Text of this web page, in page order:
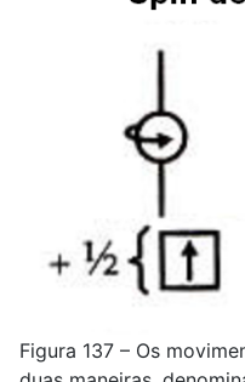
Figura 137 – Os